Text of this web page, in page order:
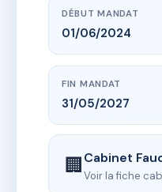
DÉBUT MANDAT
01/06/2024
FIN MANDAT
31/05/2027
🏢Cabinet
Voir la fiche